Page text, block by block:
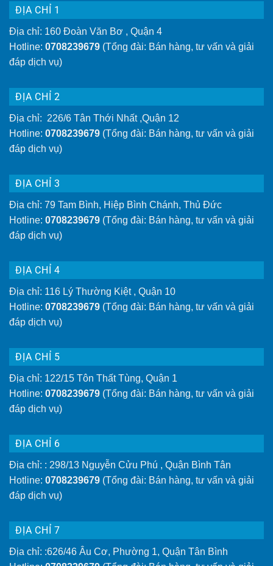
ĐỊA CHỈ 1
Địa chỉ: 160 Đoàn Văn Bơ , Quận 4
Hotline: 0708239679 (Tổng đài: Bán hàng, tư vấn và giải
đáp dịch vụ)
ĐỊA CHỈ 2
Địa chỉ: 226/6 Tân Thới Nhất ,Quận 12
Hotline: 0708239679 (Tổng đài: Bán hàng, tư vấn và giải
đáp dịch vụ)
ĐỊA CHỈ 3
Địa chỉ: 79 Tam Bình, Hiệp Bình Chánh, Thủ Đức
Hotline: 0708239679 (Tổng đài: Bán hàng, tư vấn và giải
đáp dịch vụ)
ĐỊA CHỈ 4
Địa chỉ: 116 Lý Thường Kiệt , Quận 10
Hotline: 0708239679 (Tổng đài: Bán hàng, tư vấn và giải
đáp dịch vụ)
ĐỊA CHỈ 5
Địa chỉ: 122/15 Tôn Thất Tùng, Quận 1
Hotline: 0708239679 (Tổng đài: Bán hàng, tư vấn và giải
đáp dịch vụ)
ĐỊA CHỈ 6
Địa chỉ: : 298/13 Nguyễn Cửu Phú , Quận Bình Tân
Hotline: 0708239679 (Tổng đài: Bán hàng, tư vấn và giải
đáp dịch vụ)
ĐỊA CHỈ 7
Địa chỉ: :626/46 Âu Cơ, Phường 1, Quận Tân Bình